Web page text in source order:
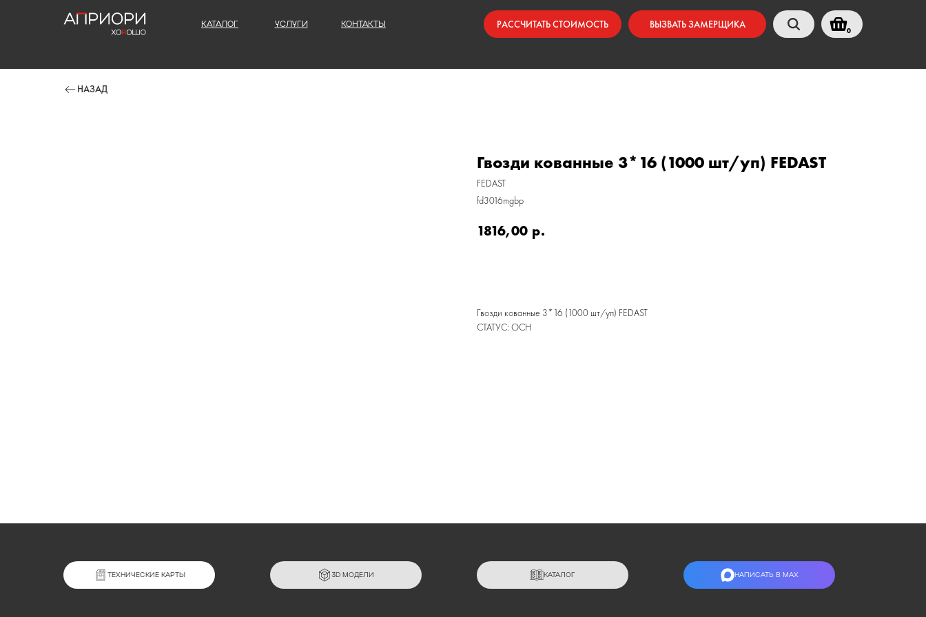
КОНТАКТЫ
УСЛУГИ
КАТАЛОГ ВЫЗВАТЬ ЗАМЕРЩИКА
РАССЧИТАТЬ СТОИМОСТЬ
0
НАЗАД
Гвозди кованные 3*16 (1000 шт/уп) FEDAST
FEDAST
fd3016mgbp
1816,00 р.
Гвозди кованные 3*16 (1000 шт/уп) FEDAST
СТАТУС: ОСН
НАПИСАТЬ В МАХ
КАТАЛОГ
3D МОДЕЛИ
ТЕХНИЧЕСКИЕ КАРТЫ